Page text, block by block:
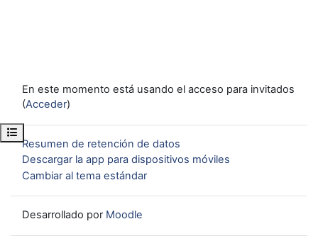
Abrir índice del curso
En este momento está usando el acceso para invitados
(Acceder)
Resumen de retención de datos
Descargar la app para dispositivos móviles
Cambiar al tema estándar
Desarrollado por Moodle